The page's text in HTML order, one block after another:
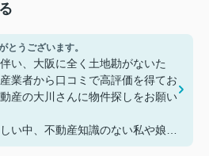
うございます。
い、大阪に全く土地勘がないた
業者から口コミで高評価を得てお
産の大川さんに物件探しをお願い
い中、不動産知識のない私や娘に
しながら、メリット/デメリット